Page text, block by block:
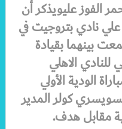
الفوز عليويذكر أن
نادي بتروجيت في
بينهما بقيادة
للنادي الاهلي
الودية الأولي
كولر المدير
مقابل هدف.